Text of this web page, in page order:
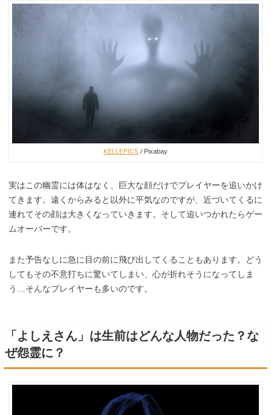
KELLEPICS / Pixabay
実はこの幽霊には体はなく、巨大な顔だけでプレイヤーを追いかけ
てきます。遠くからみると以外に平気なのですが、近づいてくるに
連れてその顔は大きくなっていきます。そして追いつかれたらゲー
ムオーバーです。
また予告なしに急に目の前に飛び出してくることもあります。どう
してもその不意打ちに驚いてしまい、心が折れそうになってしま
う…そんなプレイヤーも多いのです。
「よしえさん」は生前はどんな人物だった？な
ぜ怨霊に？